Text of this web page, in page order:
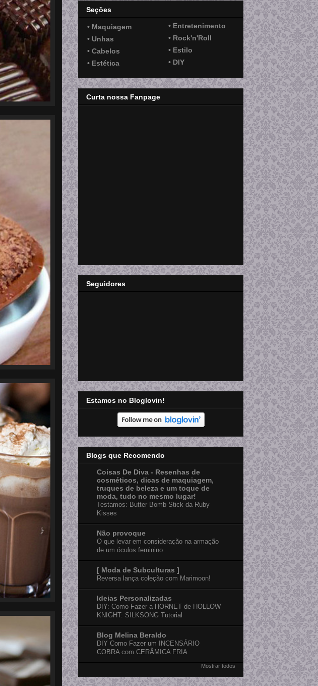
Seções
• Maquiagem
• Entretenimento
• Unhas
• Rock'n'Roll
• Cabelos
• Estilo
• Estética
• DIY
Curta nossa Fanpage
Seguidores
Estamos no Bloglovin!
Blogs que Recomendo
Coisas De Diva - Resenhas de
cosméticos, dicas de maquiagem,
truques de beleza e um toque de
moda, tudo no mesmo lugar!
Testamos: Butter Bomb Stick da Ruby
Kisses
Não provoque
O que levar em consideração na armação
de um óculos feminino
[ Moda de Subculturas ]
Reversa lança coleção com Marimoon!
Ideias Personalizadas
DIY: Como Fazer a HORNET de HOLLOW
KNIGHT: SILKSONG Tutorial
Blog Melina Beraldo
DIY Como Fazer um INCENSÁRIO
COBRA com CERÂMICA FRIA
Mostrar todos